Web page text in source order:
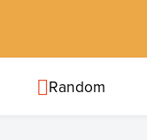
Random